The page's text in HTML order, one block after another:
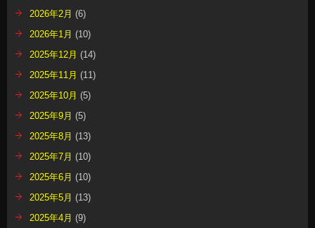
2026年2月 (6)
2026年1月 (10)
2025年12月 (14)
2025年11月 (11)
2025年10月 (5)
2025年9月 (5)
2025年8月 (13)
2025年7月 (10)
2025年6月 (10)
2025年5月 (13)
2025年4月 (9)